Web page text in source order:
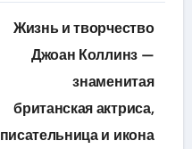
Жизнь и творчество
Джоан Коллинз —
знаменитая
британская актриса,
писательница и икона